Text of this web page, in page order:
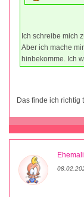
Ich schreibe mich
Aber ich mache
hinbekomme. Ich
Das finde ich richtig